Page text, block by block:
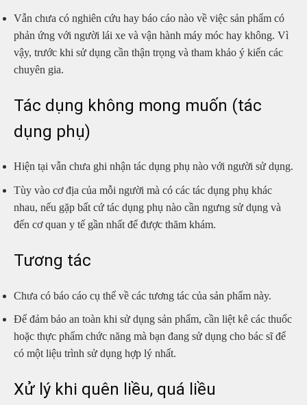
Vẫn chưa có nghiên cứu hay báo cáo nào về việc sản phẩm có
phản ứng với người lái xe và vận hành máy móc hay không. Vì
vậy, trước khi sử dụng cần thận trọng và tham khảo ý kiến các
chuyên gia.
Tác dụng không mong muốn (tác
dụng phụ)
Hiện tại vẫn chưa ghi nhận tác dụng phụ nào với người sử dụng.
Tùy vào cơ địa của mỗi người mà có các tác dụng phụ khác
nhau, nếu gặp bất cứ tác dụng phụ nào cần ngưng sử dụng và
đến cơ quan y tế gần nhất để được thăm khám.
Tương tác
Chưa có báo cáo cụ thể về các tương tác của sản phẩm này.
Để đảm bảo an toàn khi sử dụng sản phẩm, cần liệt kê các thuốc
hoặc thực phẩm chức năng mà bạn đang sử dụng cho bác sĩ để
có một liệu trình sử dụng hợp lý nhất.
Xử lý khi quên liều, quá liều